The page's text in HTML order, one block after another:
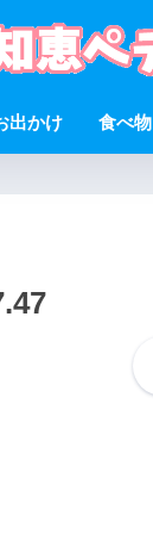
出かけ 食べ物